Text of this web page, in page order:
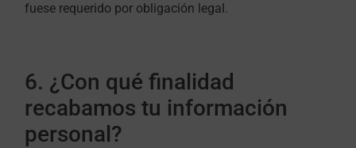
fuese requerido por obligación legal.
6. ¿Con qué finalidad
recabamos tu información
personal?